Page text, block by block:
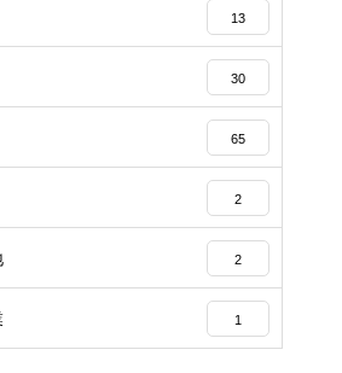
13
30
65
2
2
1